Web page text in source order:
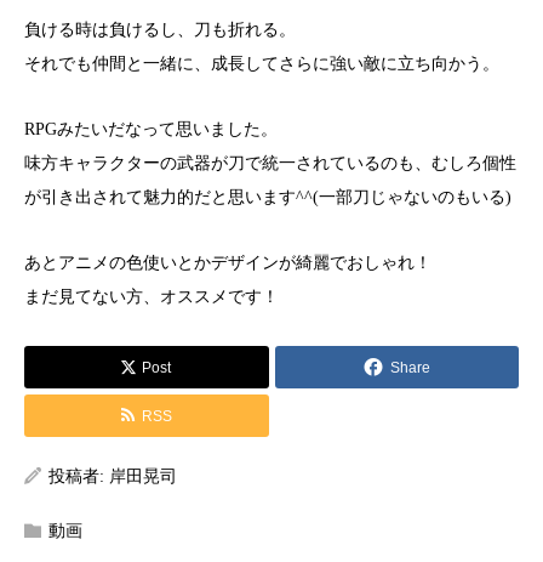
負ける時は負けるし、刀も折れる。
それでも仲間と一緒に、成長してさらに強い敵に立ち向かう。
RPGみたいだなって思いました。
味方キャラクターの武器が刀で統一されているのも、むしろ個性
が引き出されて魅力的だと思います^^(一部刀じゃないのもいる)
あとアニメの色使いとかデザインが綺麗でおしゃれ！
まだ見てない方、オススメです！
Post Share
RSS
投稿者: 岸田晃司
動画